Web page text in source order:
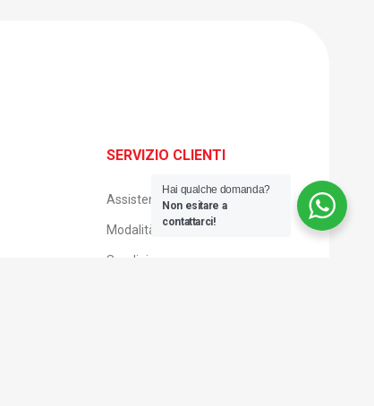
SERVIZIO CLIENTI
Assistenza clienti
Modalità di pagamento
Spedizione e consegna
Hai qualche domanda?
Non esitare a
contattarci!